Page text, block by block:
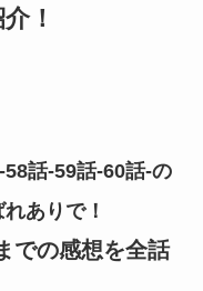
！
話-59話-60話-の
ありで！
での感想を全話